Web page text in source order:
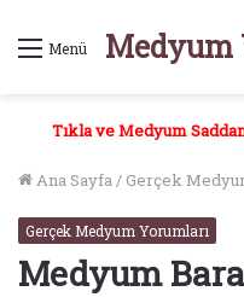
Menü Medyum
Tıkla ve Medyum
Ana Sayfa/ Gerçek
Gerçek Medyum Yorumları
Medyum